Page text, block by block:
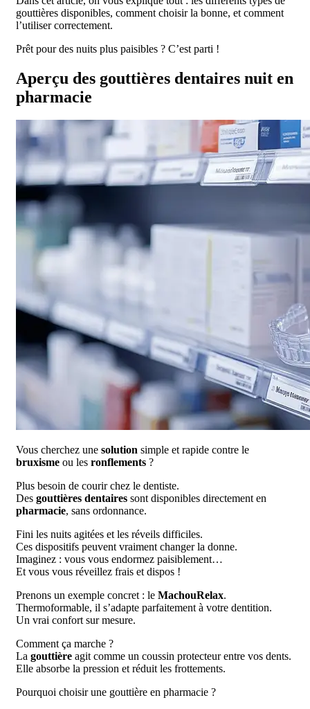
gouttières disponibles, comment choisir la bonne, et comment
l’utiliser correctement.
Prêt pour des nuits plus paisibles ? C’est parti !
Aperçu des gouttières dentaires nuit en
pharmacie
Vous cherchez une solution simple et rapide contre le
bruxisme ou les ronflements ?
Plus besoin de courir chez le dentiste.
Des gouttières dentaires sont disponibles directement en
pharmacie, sans ordonnance.
Fini les nuits agitées et les réveils difficiles.
Ces dispositifs peuvent vraiment changer la donne.
Imaginez : vous vous endormez paisiblement…
Et vous vous réveillez frais et dispos !
Prenons un exemple concret : le MachouRelax.
Thermoformable, il s’adapte parfaitement à votre dentition.
Un vrai confort sur mesure.
Comment ça marche ?
La gouttière agit comme un coussin protecteur entre vos dents.
Elle absorbe la pression et réduit les frottements.
Pourquoi choisir une gouttière en pharmacie ?